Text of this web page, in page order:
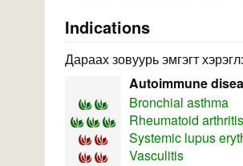
Indications
Дараах зовуурь эмгэгт
Autoimmune
Bronchial asthma
Rheumatoid
Systemic lupus
Vasculitis